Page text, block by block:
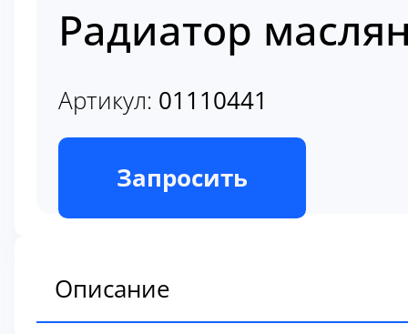
Радиатор
Артикул: 01110441
В наличии
Запросить
Описание